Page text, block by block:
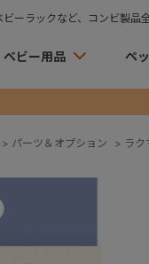
ーラックなど、コンビ製品
ベビー用品 ペ
> パーツ＆オプション > ラ